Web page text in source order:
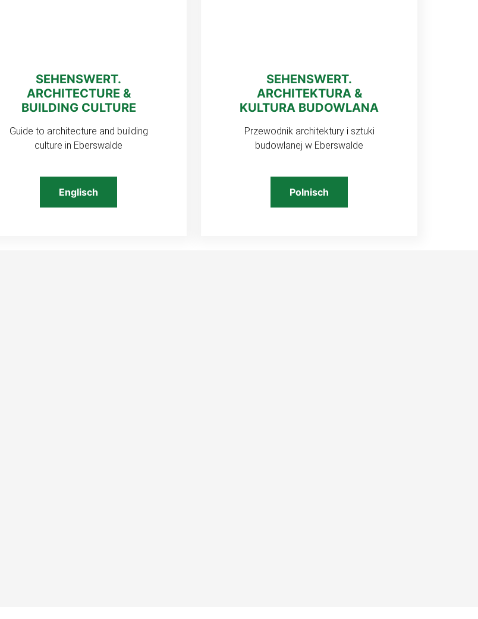
SEHENSWERT.
ARCHITECTURE &
BUILDING CULTURE
Guide to architecture and building
culture in Eberswalde
Englisch
SEHENSWERT.
ARCHITEKTURA &
KULTURA BUDOWLANA
Przewodnik architektury i sztuki
budowlanej w Eberswalde
Polnisch